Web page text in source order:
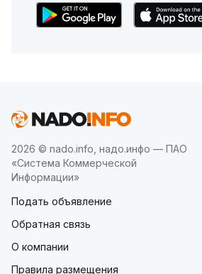
2026 © nado.info, надо.инфо — ПАО
«Система Коммерческой
Информации»
Подать объявление
Обратная связь
О компании
Правила размещения